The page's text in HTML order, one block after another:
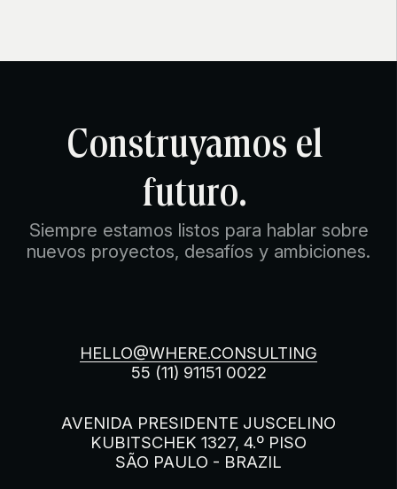
Construyamos el
futuro.
Siempre estamos listos para hablar sobre
nuevos proyectos, desafíos y ambiciones.
HELLO@WHERE.CONSULTING
55 (11) 91151 0022
AVENIDA PRESIDENTE JUSCELINO
KUBITSCHEK 1327, 4.º PISO
SÃO PAULO - BRAZIL